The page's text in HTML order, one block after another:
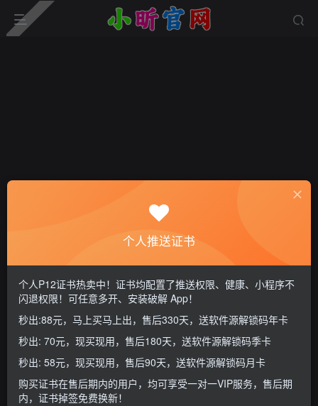
登录密码
记住登录 找回密码
个人推送证书
个人P12证书热卖中！证书均配置了推送权限、健康、小程序不
闪退权限！可任意多开、安装破解 App！
秒出:88元，马上买马上出，售后330天，送软件源解锁码年卡
秒出: 70元，现买现用，售后180天，送软件源解锁码季卡
秒出: 58元，现买现用，售后90天，送软件源解锁码月卡
购买证书在售后期内的用户，均可享受一对一VIP服务，售后期
内，证书掉签免费换新！